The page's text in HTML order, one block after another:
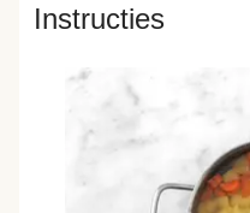
Instructies